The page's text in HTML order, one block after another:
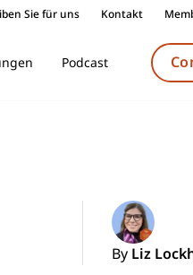
Sie für uns Kontakt
Podcast
By Liz